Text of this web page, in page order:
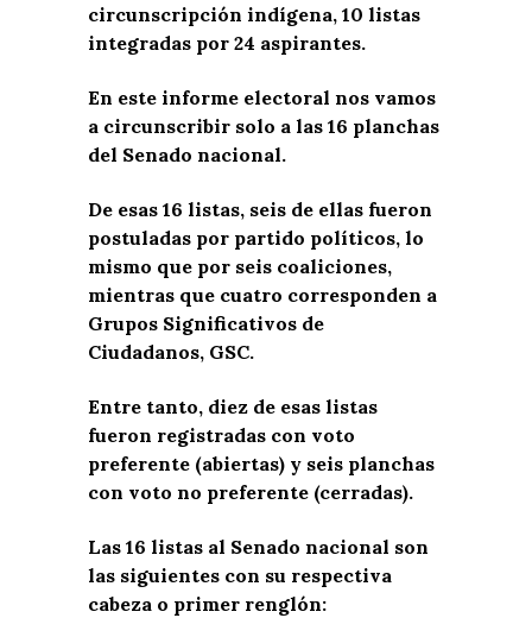
circunscripción indígena, 10 listas
integradas por 24 aspirantes.
En este informe electoral nos vamos
a circunscribir solo a las 16 planchas
del Senado nacional.
De esas 16 listas, seis de ellas fueron
postuladas por partido políticos, lo
mismo que por seis coaliciones,
mientras que cuatro corresponden a
Grupos Significativos de
Ciudadanos, GSC.
Entre tanto, diez de esas listas
fueron registradas con voto
preferente (abiertas) y seis planchas
con voto no preferente (cerradas).
Las 16 listas al Senado nacional son
las siguientes con su respectiva
cabeza o primer renglón: